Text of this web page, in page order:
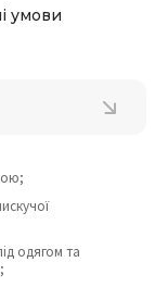
умови
одягом та